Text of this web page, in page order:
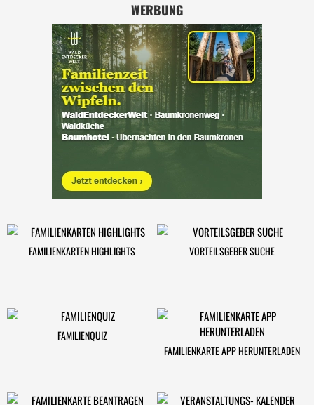
WERBUNG
FAMILIENKARTEN HIGHLIGHTS VORTEILSGEBER SUCHE
FAMILIENQUIZ
FAMILIENKARTE APP HERUNTERLADEN